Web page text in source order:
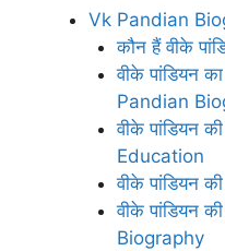
Vk Pandian
कौन हैं वीके
वीके पांडियन
Pandian
वीके पांडियन
Education
वीके पांडियन
वीके पांडियन
Biography